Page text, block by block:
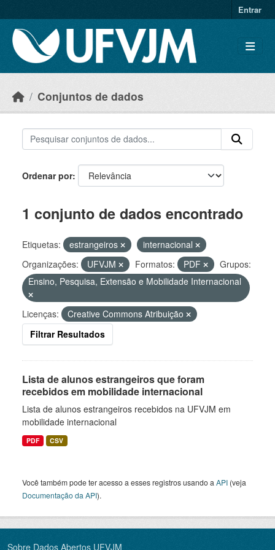
Entrar
Conjuntos de dados
Ordenar por
1 conjunto de dados encontrado
Etiquetas: estrangeiros
internacional
Organizações:
UFVJM Formatos: PDF
Grupos:
Ensino, Pesquisa, Extensão e Mobilidade Internacional
Licenças:
Creative Commons Atribuição
Filtrar Resultados
Lista de alunos estrangeiros que foram
recebidos em mobilidade internacional
Lista de alunos estrangeiros recebidos na UFVJM em
mobilidade internacional
PDF CSV
Você também pode ter acesso a esses registros usando a API (veja
Documentação da API).
Sobre Dados Abertos UFVJM